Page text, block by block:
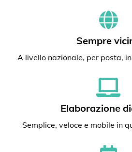
Sempre
A livello nazionale, per posta,
Elaborazione
Semplice, veloce e mobile in